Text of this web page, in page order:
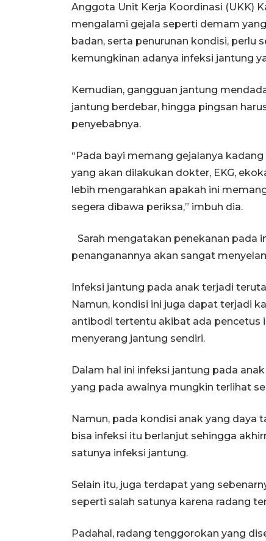
Anggota Unit Kerja Koordinasi (UKK)
mengalami gejala seperti demam
badan, serta penurunan kondisi, perlu
kemungkinan adanya infeksi jantung
Kemudian, gangguan jantung
jantung berdebar, hingga pingsan
penyebabnya.
“Pada bayi memang gejalanya
yang akan dilakukan dokter, EKG,
lebih mengarahkan apakah ini
segera dibawa periksa,” imbuh dia.
Sarah mengatakan penekanan pada
penanganannya akan sangat
Infeksi jantung pada anak terjadi
Namun, kondisi ini juga dapat terjadi
antibodi tertentu akibat ada pencetus
menyerang jantung sendiri.
Dalam hal ini infeksi jantung pada
yang pada awalnya mungkin terlihat
Namun, pada kondisi anak yang daya
bisa infeksi itu berlanjut sehingga
satunya infeksi jantung.
Selain itu, juga terdapat yang
seperti salah satunya karena radang
Padahal, radang tenggorokan yang